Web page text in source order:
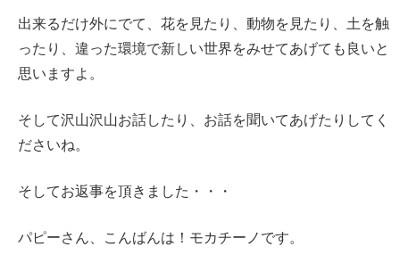
出来るだけ外にでて、花を見たり、動物を見たり、土を触
ったり、違った環境で新しい世界をみせてあげても良いと
思いますよ。
そして沢山沢山お話したり、お話を聞いてあげたりしてく
ださいね。
そしてお返事を頂きました・・・
パピーさん、こんばんは！モカチーノです。